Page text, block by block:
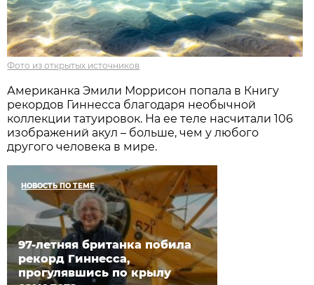
Фото из открытых источников
Американка Эмили Моррисон попала в Книгу
рекордов Гиннесса благодаря необычной
коллекции татуировок. На ее теле насчитали 106
изображений акул – больше, чем у любого
другого человека в мире.
НОВОСТЬ ПО ТЕМЕ
97-летняя британка побила
рекорд Гиннесса,
прогулявшись по крылу